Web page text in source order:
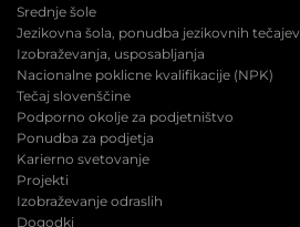
Srednje šole
Jezikovna šola, ponudba jezikovnih tečajev
Izobraževanja, usposabljanja
Nacionalne poklicne kvalifikacije (NPK)
Tečaj slovenščine
Podporno okolje za podjetništvo
Ponudba za podjetja
Karierno svetovanje
Projekti
Izobraževanje odraslih
Dogodki